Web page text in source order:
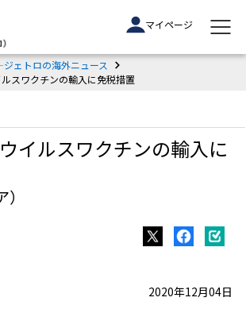
マイページ
ェトロの海外ニュース
スワクチンの輸入に免税措置
イルスワクチンの輸入に
2020年12月04日